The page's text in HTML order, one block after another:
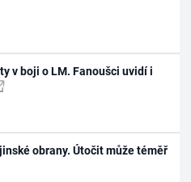
v boji o LM. Fanoušci uvidí i
obrany. Útočit může téměř